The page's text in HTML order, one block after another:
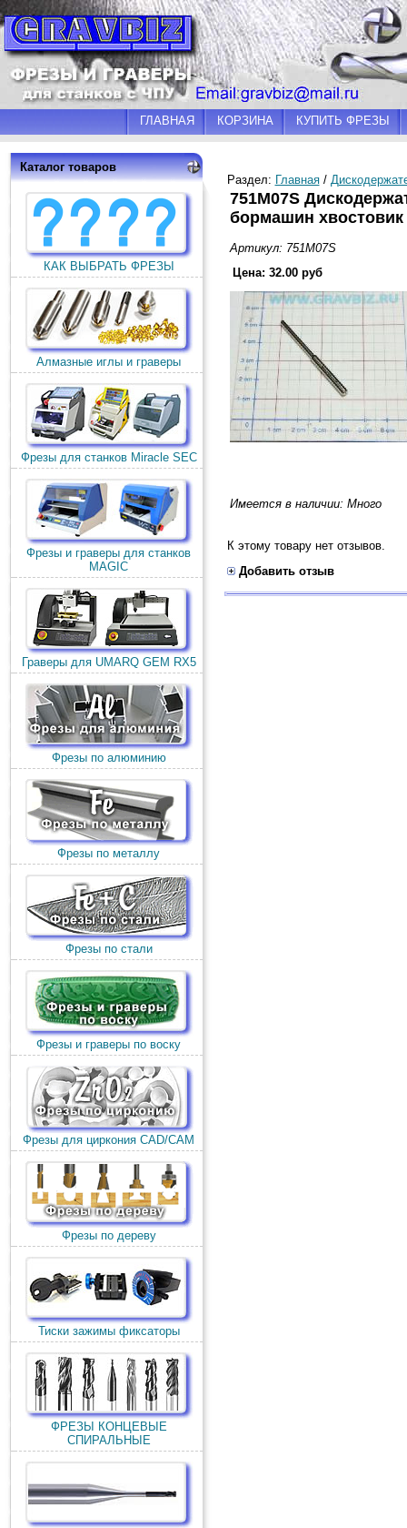
ГЛАВНАЯ КОРЗИНА КУПИТЬ ФРЕЗЫ
Каталог товаров
КАК ВЫБРАТЬ ФРЕЗЫ
Алмазные иглы и граверы
Фрезы для станков Miracle SEC
Фрезы и граверы для станков
MAGIC
Граверы для UMARQ GEM RX5
Фрезы по алюминию
Фрезы по металлу
Фрезы по стали
Фрезы и граверы по воску
Фрезы для циркония CAD/CAM
Фрезы по дереву
Тиски зажимы фиксаторы
ФРЕЗЫ КОНЦЕВЫЕ
СПИРАЛЬНЫЕ
Раздел: Главная/
751M07S
бормашин
Артикул: 751M07S
Цена: 32.00 руб
Имеется в наличии: Много
К этому товару нет отзывов.
Добавить отзыв